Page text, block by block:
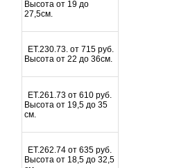
Высота от 19 до
27,5см.
ET.230.73. от 715 руб.
Высота от 22 до 36см.
ET.261.73 от 610 руб.
Высота от 19,5 до 35
см.
ET.262.74 от 635 руб.
Высота от 18,5 до 32,5